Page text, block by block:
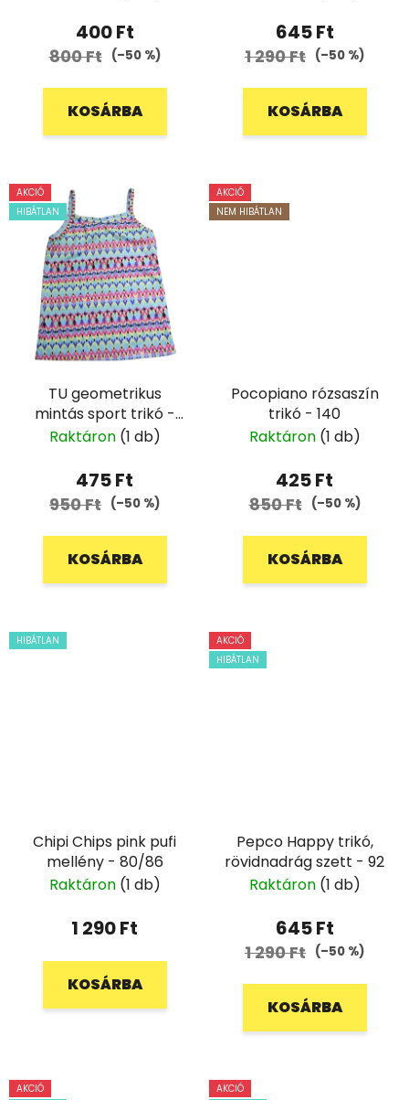
400 Ft
800 Ft (–50 %)
KOSÁRBA
645 Ft
1 290 Ft (–50 %)
KOSÁRBA
AKCIÓ
HIBÁTLAN
TU geometrikus
mintás sport trikó -
122
Raktáron (1 db)
475 Ft
950 Ft (–50 %)
KOSÁRBA
AKCIÓ
NEM HIBÁTLAN
Pocopiano rózsaszín
trikó - 140
Raktáron (1 db)
425 Ft
850 Ft (–50 %)
KOSÁRBA
HIBÁTLAN
Chipi Chips pink pufi
mellény - 80/86
Raktáron (1 db)
1 290 Ft
KOSÁRBA
AKCIÓ
HIBÁTLAN
Pepco Happy trikó,
rövidnadrág szett - 92
Raktáron (1 db)
645 Ft
1 290 Ft (–50 %)
KOSÁRBA
AKCIÓ AKCIÓ